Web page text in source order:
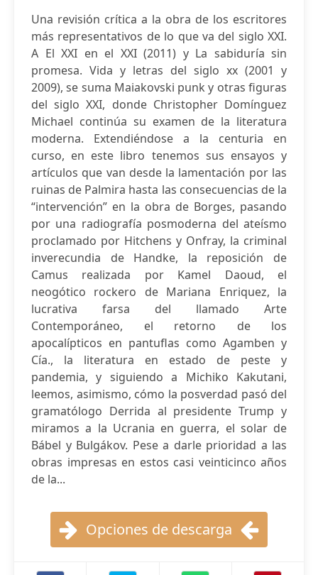
Una revisión crítica a la obra de los escritores
más representativos de lo que va del siglo XXI.
A El XXI en el XXI (2011) y La sabiduría sin
promesa. Vida y letras del siglo xx (2001 y
2009), se suma Maiakovski punk y otras figuras
del siglo XXI, donde Christopher Domínguez
Michael continúa su examen de la literatura
moderna. Extendiéndose a la centuria en
curso, en este libro tenemos sus ensayos y
artículos que van desde la lamentación por las
ruinas de Palmira hasta las consecuencias de la
“intervención” en la obra de Borges, pasando
por una radiografía posmoderna del ateísmo
proclamado por Hitchens y Onfray, la criminal
inverecundia de Handke, la reposición de
Camus realizada por Kamel Daoud, el
neogótico rockero de Mariana Enriquez, la
lucrativa farsa del llamado Arte
Contemporáneo, el retorno de los
apocalípticos en pantuflas como Agamben y
Cía., la literatura en estado de peste y
pandemia, y siguiendo a Michiko Kakutani,
leemos, asimismo, cómo la posverdad pasó del
gramatólogo Derrida al presidente Trump y
miramos a la Ucrania en guerra, el solar de
Bábel y Bulgákov. Pese a darle prioridad a las
obras impresas en estos casi veinticinco años
de la...
Opciones de descarga